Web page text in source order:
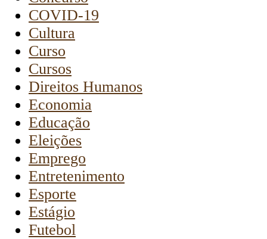
COVID-19
Cultura
Curso
Cursos
Direitos Humanos
Economia
Educação
Eleições
Emprego
Entretenimento
Esporte
Estágio
Futebol